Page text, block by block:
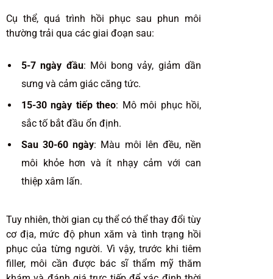
Cụ thể, quá trình hồi phục sau phun môi
thường trải qua các giai đoạn sau:
5-7 ngày đầu: Môi bong vảy, giảm dần
sưng và cảm giác căng tức.
15-30 ngày tiếp theo: Mô môi phục hồi,
sắc tố bắt đầu ổn định.
Sau 30-60 ngày: Màu môi lên đều, nền
môi khỏe hơn và ít nhạy cảm với can
thiệp xâm lấn.
Tuy nhiên, thời gian cụ thể có thể thay đổi tùy
cơ địa, mức độ phun xăm và tình trạng hồi
phục của từng người. Vì vậy, trước khi tiêm
filler, môi cần được bác sĩ thẩm mỹ thăm